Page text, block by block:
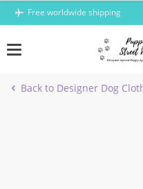
Skip
Free worldwide shipping
Back to Designer Dog